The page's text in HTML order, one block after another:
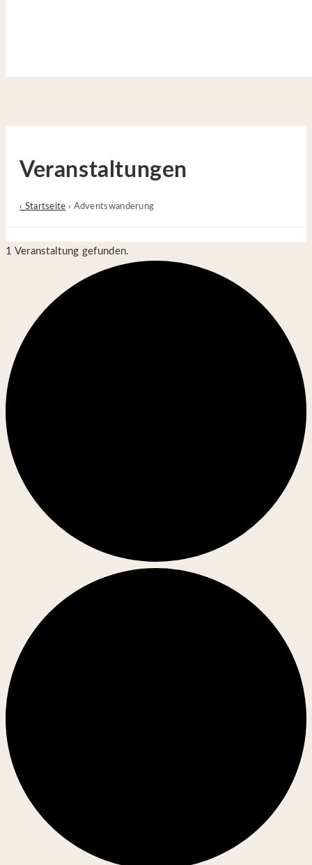
Veranstaltungen
‹ Startseite › Adventswanderung
1 Veranstaltung gefunden.